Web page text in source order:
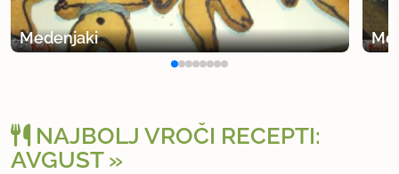
Medenjaki
NAJBOLJ VROČI RECEPTI:
AVGUST